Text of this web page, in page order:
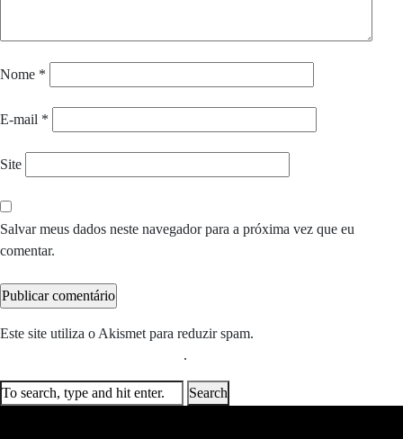
Nome *
E-mail *
Site
Salvar meus dados neste navegador para a próxima vez que eu
comentar.
Este site utiliza o Akismet para reduzir spam.
.
Search